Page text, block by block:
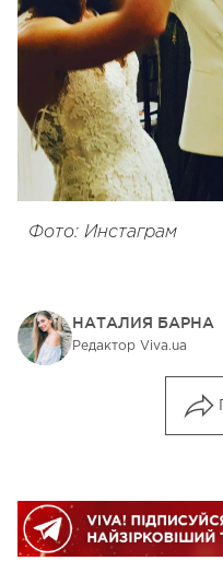
Фото: Инстаграм
НАТАЛИЯ БАРНА
Редактор Viva.ua